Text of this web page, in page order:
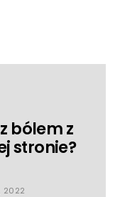
bólem z
stronie?
2022